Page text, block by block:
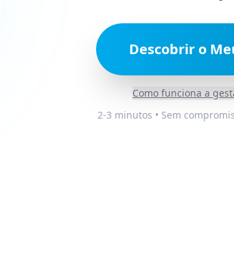
Descobrir o
Como funciona a
2-3 minutos • Sem